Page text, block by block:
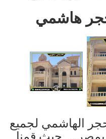
هاشمي
الهاشمي لجميع